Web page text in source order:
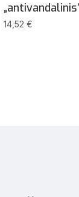
14,52 €